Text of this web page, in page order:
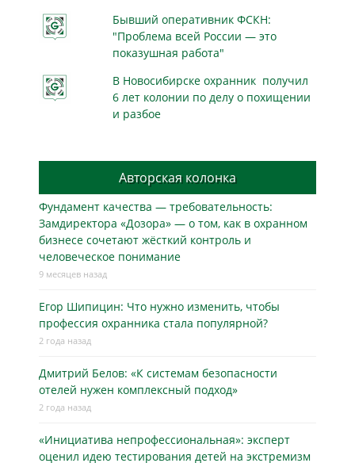
Бывший оперативник ФСКН:
"Проблема всей России — это
показушная работа"
В Новосибирске охранник получил
6 лет колонии по делу о похищении
и разбое
Авторская колонка
Фундамент качества — требовательность:
Замдиректора «Дозора» — о том, как в охранном
бизнесe сочетают жёсткий контроль и
человеческое понимание
9 месяцев назад
Егор Шипицин: Что нужно изменить, чтобы
профессия охранника стала популярной?
2 года назад
Дмитрий Белов: «К системам безопасности
отелей нужен комплексный подход»
2 года назад
«Инициатива непрофессиональная»: эксперт
оценил идею тестирования детей на экстремизм